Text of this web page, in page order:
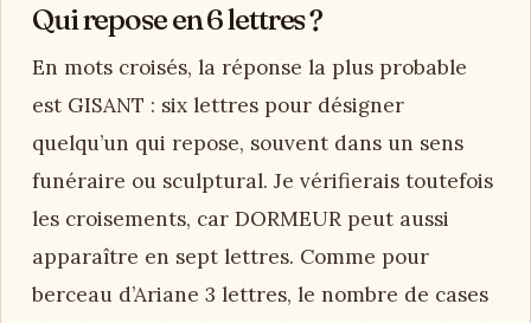
Qui repose en 6 lettres ?
En mots croisés, la réponse la plus probable
est GISANT : six lettres pour désigner
quelqu’un qui repose, souvent dans un sens
funéraire ou sculptural. Je vérifierais toutefois
les croisements, car DORMEUR peut aussi
apparaître en sept lettres. Comme pour
berceau d’Ariane 3 lettres, le nombre de cases